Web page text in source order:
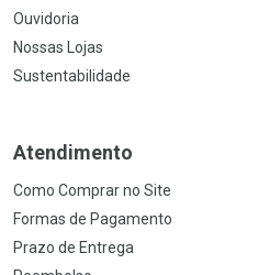
Ouvidoria
Nossas Lojas
Sustentabilidade
Atendimento
Como Comprar no Site
Formas de Pagamento
Prazo de Entrega